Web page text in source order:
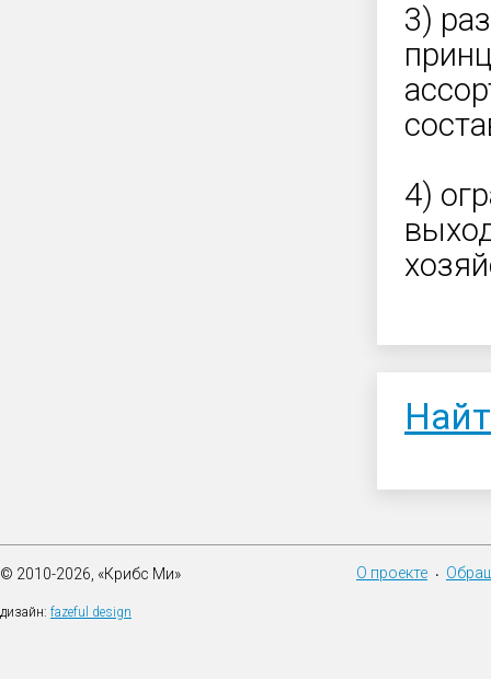
3)
4)
© 2010-2026, «Крибс Ми»
дизайн: fazeful design
О проекте •